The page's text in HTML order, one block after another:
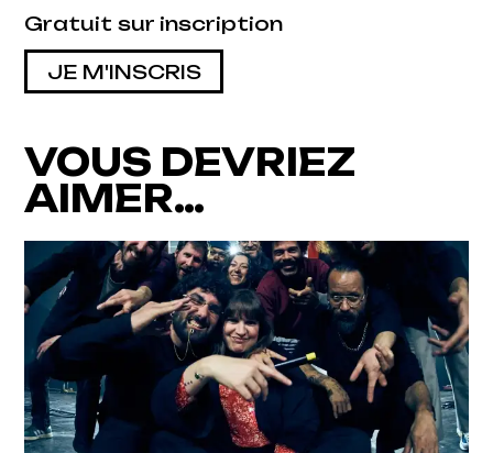
Gratuit sur inscription
JE M'INSCRIS
VOUS DEVRIEZ
AIMER…